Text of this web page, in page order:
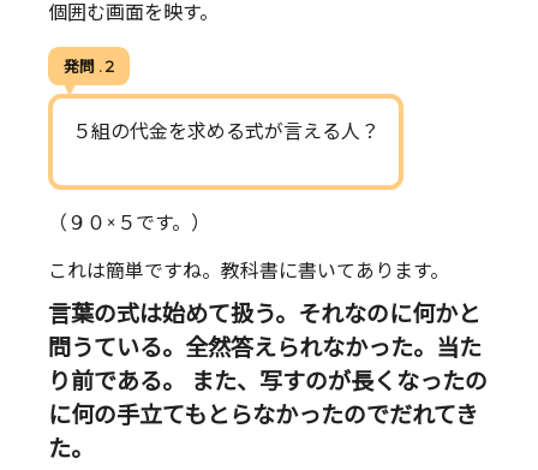
個囲む画面を映す。
発問 . 2
５組の代金を求める式が言える人？
（９０×５です。）
これは簡単ですね。教科書に書いてあります。
言葉の式は始めて扱う。それなのに何かと
問うている。全然答えられなかった。当た
り前である。 また、写すのが長くなったの
に何の手立てもとらなかったのでだれてき
た。